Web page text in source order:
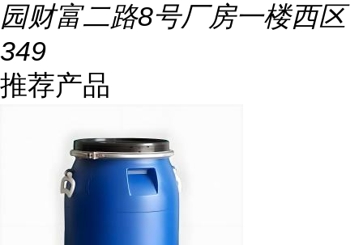
园财富二路8号厂房一楼西区
349
推荐产品